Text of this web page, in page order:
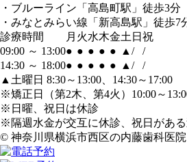
・ブルーライン「高島町駅」徒歩3分
・みなとみらい線「新高島駅」徒歩7
診療時間
月 火水木金土 日 祝
09:00 ～ 13:00● ● ● ● ● ▲ /
/
14:30 ～ 18:00● ● ● ● ● ▲ /
/
▲土曜日 8:30～13:00、14:30～17:00
※矯正日（第2木、第4火）10:00～
※日曜、祝日は休診
※隔週水金が交互に休診、祝日があ
© 神奈川県横浜市西区の内藤歯科医院